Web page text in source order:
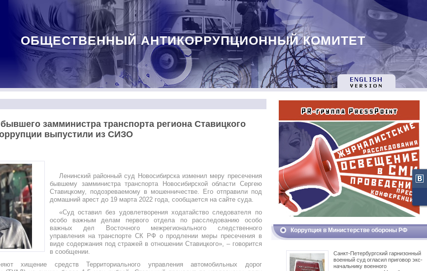
ОБЩЕСТВЕННЫЙ АНТИКОРРУПЦИОННЫЙ КОМИТЕТ
замминистра транспорта региона Ставицкого
выпустили из СИЗО
Ленинский районный суд Новосибирска изменил меру пресечения
бывшему замминистра транспорта Новосибирской области Сергею
Ставицкому, подозреваемому в мошенничестве. Его отправили под
домашний арест до 19 марта 2022 года, сообщается на сайте суда.
«Суд оставил без удовлетворения ходатайство следователя по
особо важным делам первого отдела по расследованию особо
важных дел Восточного межрегионального следственного
управления на транспорте СК РФ о продлении меры пресечения в
виде содержания под стражей в отношении Ставицкого», – говорится
в сообщении.
хищение средств Территориального управления автомобильных дорог
Коррупция в Министерстве обороны РФ
Санкт-Петербургский гарнизонный
военный суд огласил приговор экс-
начальнику военного